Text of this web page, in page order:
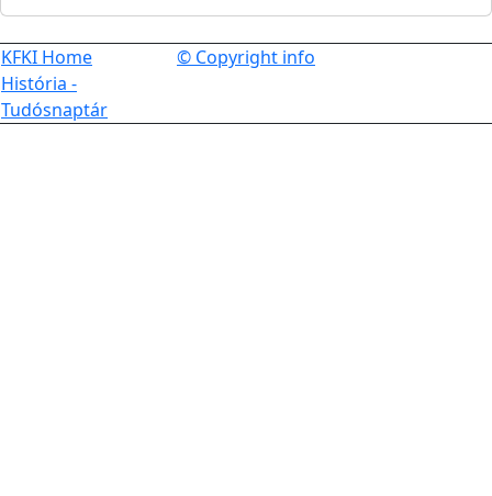
KFKI Home
História -
Tudósnaptár
© Copyright info